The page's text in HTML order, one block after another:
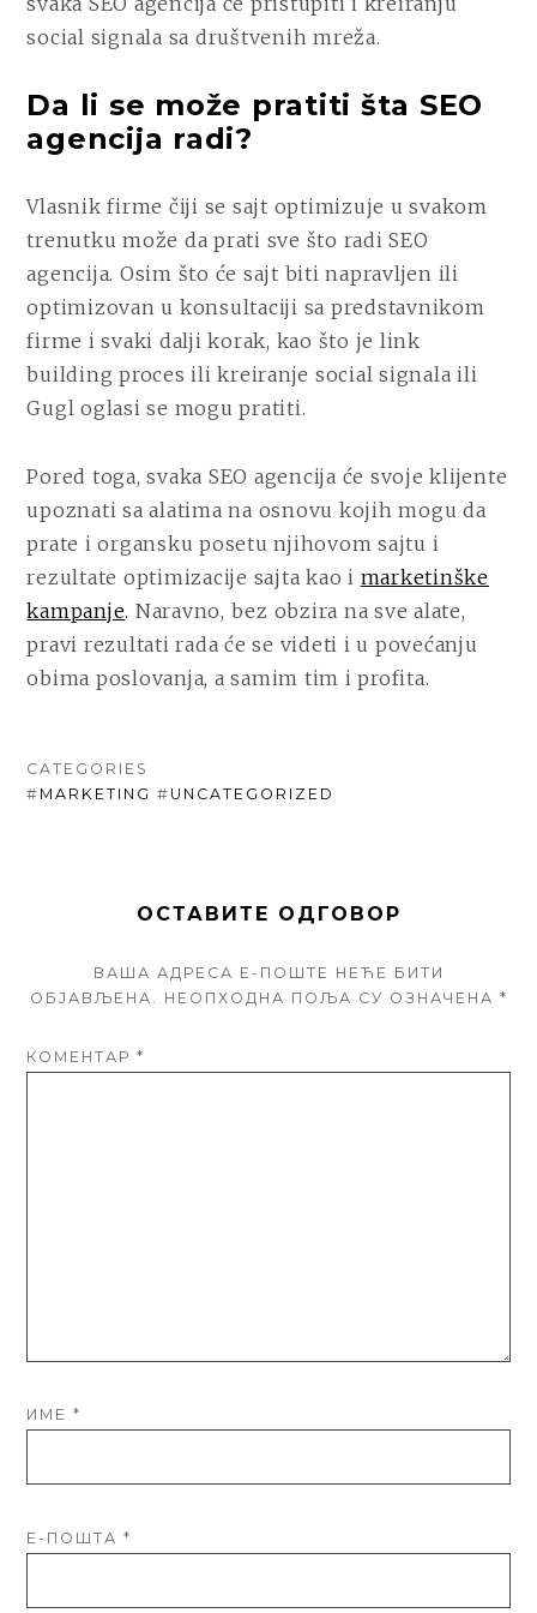
social signala sa društvenih mreža.
Da li se može pratiti šta SEO
agencija radi?
Vlasnik firme čiji se sajt optimizuje u svakom
trenutku može da prati sve što radi SEO
agencija. Osim što će sajt biti napravljen ili
optimizovan u konsultaciji sa predstavnikom
firme i svaki dalji korak, kao što je link
building proces ili kreiranje social signala ili
Gugl oglasi se mogu pratiti.
Pored toga, svaka SEO agencija će svoje klijente
upoznati sa alatima na osnovu kojih mogu da
prate i organsku posetu njihovom sajtu i
rezultate optimizacije sajta kao i marketinške
kampanje. Naravno, bez obzira na sve alate,
pravi rezultati rada će se videti i u povećanju
obima poslovanja, a samim tim i profita.
CATEGORIES
# MARKETING # UNCATEGORIZED
ОСТАВИТЕ ОДГОВОР
ВАША АДРЕСА Е-ПОШТЕ НЕЋЕ БИТИ
ОБЈАВЉЕНА. НЕОПХОДНА ПОЉА СУ ОЗНАЧЕНА *
КОМЕНТАР*
ИМЕ*
Е-ПОШТА*